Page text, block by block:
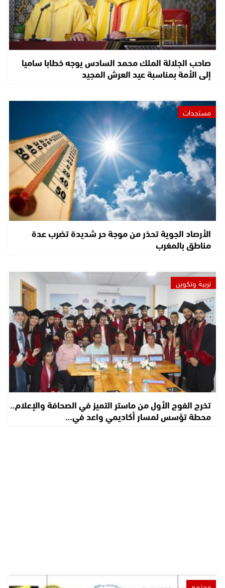
صاحب الجلالة الملك محمد السادس يوجه خطابا ساميا
إلى الأمة بمناسبة عيد العرش المجيد
مستجدات
الأرصاد الجوية تحذر من موجة حر شديدة تضرب عدة
مناطق بالمغرب
تربية وتكوين
تخرج الفوج الأول من ماستر التميز في الصحافة والإعلام..
محطة تؤسس لمسار أكاديمي واعد في…